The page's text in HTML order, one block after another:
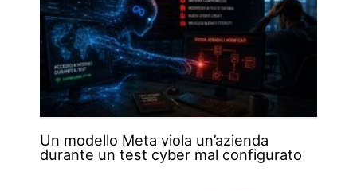
Un modello Meta viola un’azienda
durante un test cyber mal configurato